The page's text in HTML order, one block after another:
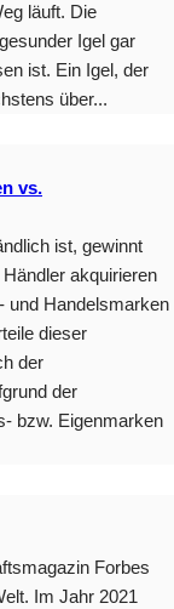
läuft. Die
Igel gar
ist. Ein Igel, der
über...
vs.
ist, gewinnt
akquirieren
und Handelsmarken
dieser
der
der
bzw. Eigenmarken
Forbes
Im Jahr 2021